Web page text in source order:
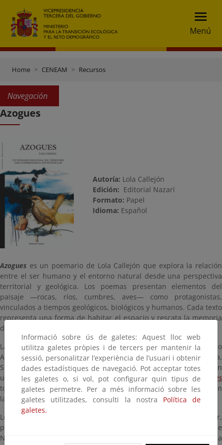
Menú
Home CENEAM Recursos
Navegación
Azogues
Autoría: Lola Callejón
Edición: Editorial Nazarí
Formato: Papel
Idioma: Español
Azogues es un poemario de Lola Callejón que explora la relación
entre el ser humano y el entorno natural desde una perspectiva
territorial y geológica. Los poemas presentan elementos del
paisaje —rocas, ríos, cumbres, aves— como protagonistas,
vinculados a tiempos geológicos, biológicos y humanos. Cada texto
representa una forma de habitar el espacio y rescata la memoria
del paisaje.
La obra surge durante la I Residencia de Literatura y Medio
Ambiente, celebrada en el CENEAM (Sierra de Guadarrama,
Segovia) en diciembre de 2023, donde diez autores compartieron
un espacio de creación. Desde ese contexto, los versos deAzogues
toman forma como resultado de una experiencia de inmersión en
la naturaleza.
Los poemas se sitúan en lugares específicos del sur peninsular,
principalmente en el centro y sureste de Andalucía: el Parque
Natural de las Sierras Subbéticas, el Espacio Natural de Sierra
Informació sobre ús de galetes: Aquest lloc web
utilitza galetes pròpies i de tercers per mantenir la
sessió, personalitzar l’experiència de l’usuari i obtenir
dades estadístiques de navegació. Pot acceptar totes
les galetes o, si vol, pot configurar quin tipus de
galetes permetre. Per a més informació sobre les
galetes utilitzades, consulti la nostra Política de
galetes.